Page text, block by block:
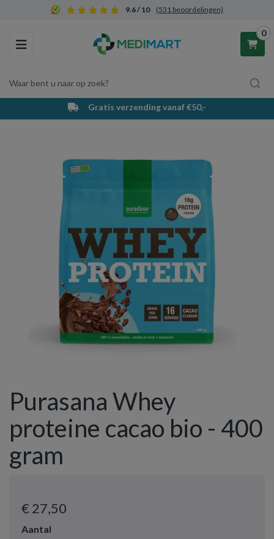
9.6 / 10 (531 beoordelingen)
Toggle navigation
Waar bent u naar op zoek?
0
Winkelwagen
Uw winkelwagen is leeg.
Gratis verzending vanaf €50,-
Purasana Whey
proteine cacao bio - 400
gram
€ 27,50
Aantal